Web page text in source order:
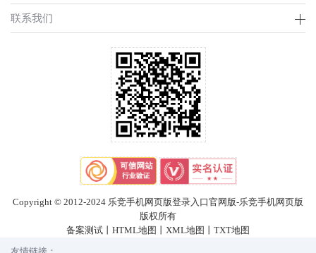
联系我们
Copyright © 2012-2024 乐竞手机网页版登录入口官网版-乐竞手机网页版
版权所有
备案测试
HTML地图 XML地图
TXT地图